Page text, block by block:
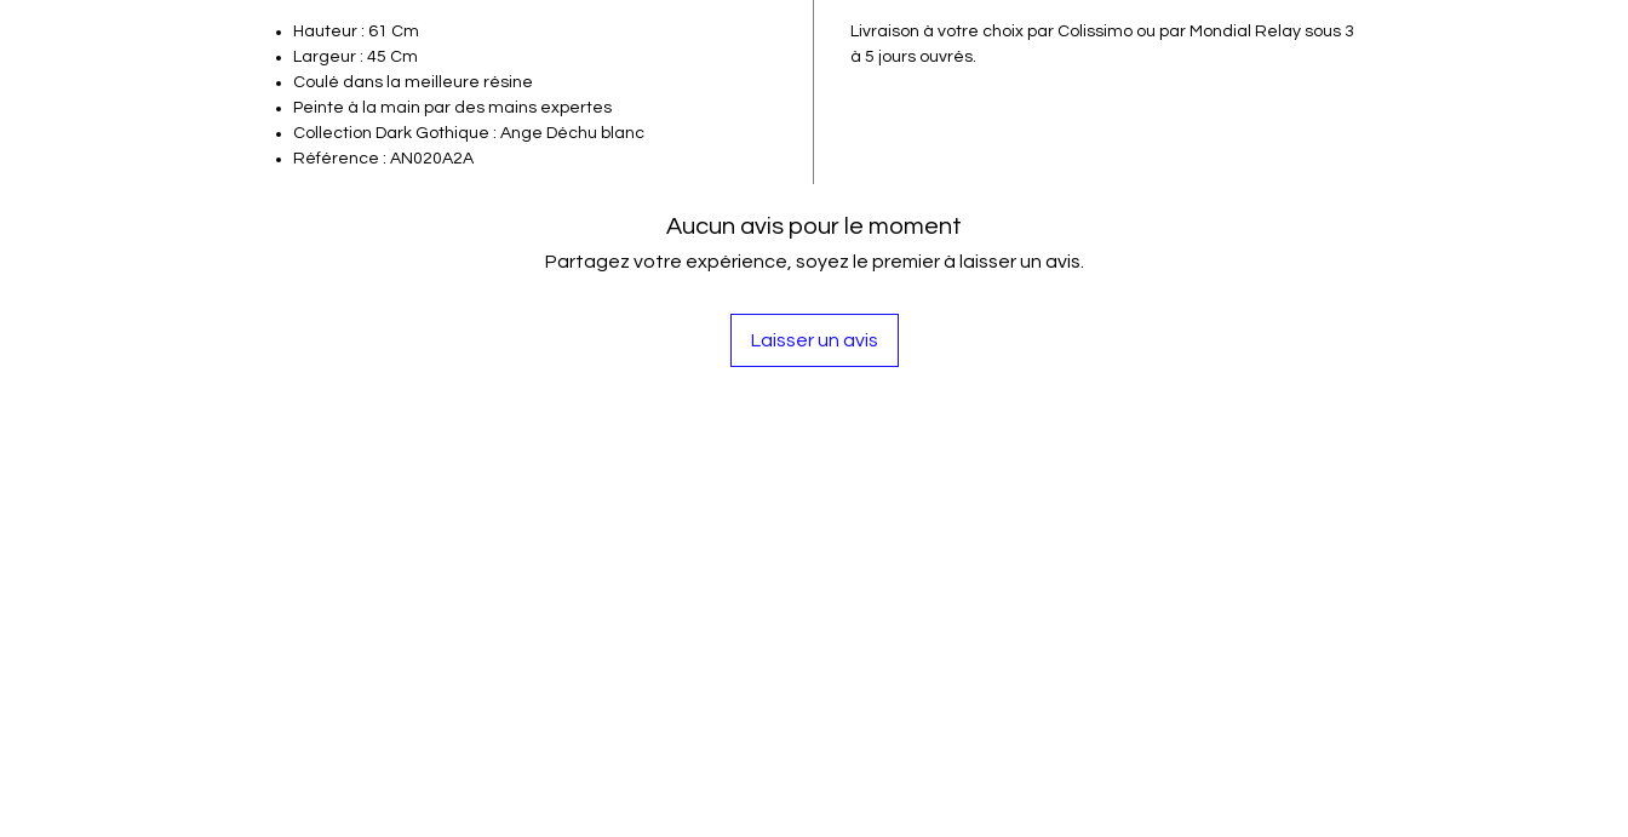
Hauteur : 61 Cm
Largeur : 45 Cm
Coulé dans la meilleure résine
Peinte à la main par des mains expertes
Collection Dark Gothique : Ange Déchu blanc
Référence : AN020A2A
Livraison à votre choix par Colissimo ou par Mondial Relay sous 3
à 5 jours ouvrés.
Aucun avis pour le moment
Partagez votre expérience, soyez le premier à laisser un avis.
Laisser un avis